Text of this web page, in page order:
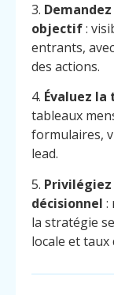
3.
objectif:
entrants,
des actions.
4. Évaluez
tableaux
formulaires,
lead.
5.
décisionnel :
la stratégie
locale et taux